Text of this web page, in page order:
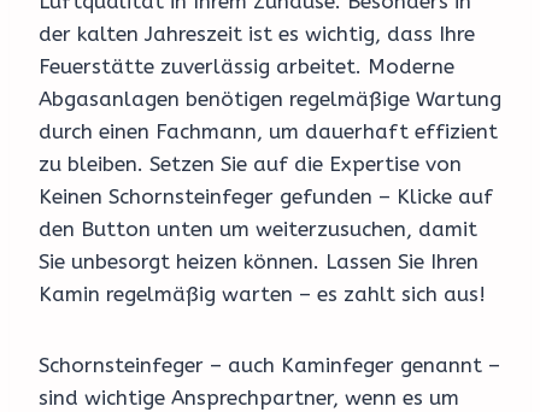
der kalten Jahreszeit ist es wichtig, dass Ihre
Feuerstätte zuverlässig arbeitet. Moderne
Abgasanlagen benötigen regelmäßige Wartung
durch einen Fachmann, um dauerhaft effizient
zu bleiben. Setzen Sie auf die Expertise von
Keinen Schornsteinfeger gefunden – Klicke auf
den Button unten um weiterzusuchen, damit
Sie unbesorgt heizen können. Lassen Sie Ihren
Kamin regelmäßig warten – es zahlt sich aus!
Schornsteinfeger – auch Kaminfeger genannt –
sind wichtige Ansprechpartner, wenn es um